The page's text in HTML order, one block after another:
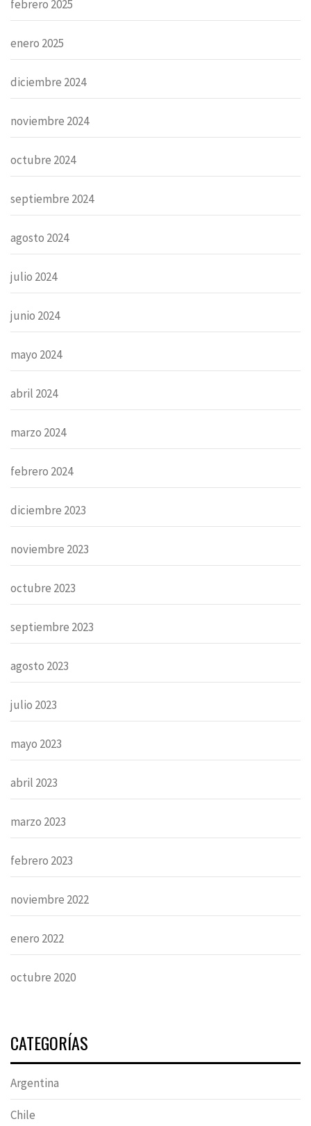
febrero 2025
enero 2025
diciembre 2024
noviembre 2024
octubre 2024
septiembre 2024
agosto 2024
julio 2024
junio 2024
mayo 2024
abril 2024
marzo 2024
febrero 2024
diciembre 2023
noviembre 2023
octubre 2023
septiembre 2023
agosto 2023
julio 2023
mayo 2023
abril 2023
marzo 2023
febrero 2023
noviembre 2022
enero 2022
octubre 2020
CATEGORÍAS
Argentina
Chile